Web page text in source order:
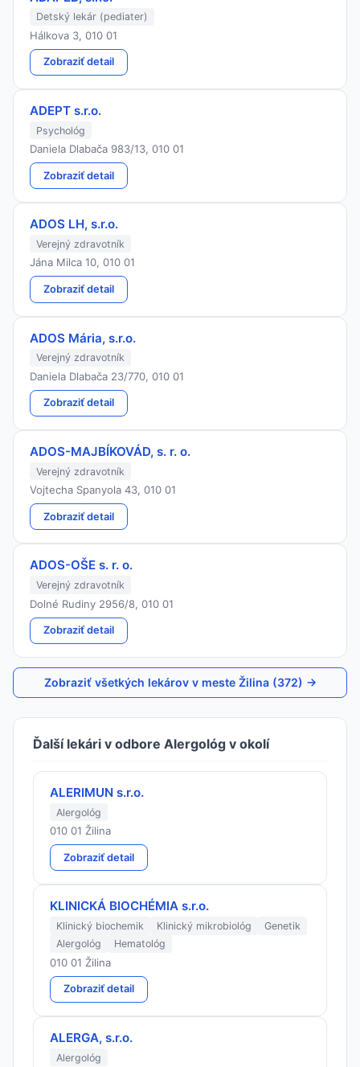
Detský lekár (pediater)
Hálkova 3, 010 01
Zobraziť detail
ADEPT s.r.o.
Psychológ
Daniela Dlabača 983/13, 010 01
Zobraziť detail
ADOS LH, s.r.o.
Verejný zdravotník
Jána Milca 10, 010 01
Zobraziť detail
ADOS Mária, s.r.o.
Verejný zdravotník
Daniela Dlabača 23/770, 010 01
Zobraziť detail
ADOS-MAJBÍKOVÁD, s. r. o.
Verejný zdravotník
Vojtecha Spanyola 43, 010 01
Zobraziť detail
ADOS-OŠE s. r. o.
Verejný zdravotník
Dolné Rudiny 2956/8, 010 01
Zobraziť detail
Zobraziť všetkých lekárov v meste Žilina (372) →
Ďalší lekári v odbore Alergológ v okolí
ALERIMUN s.r.o.
Alergológ
010 01 Žilina
Zobraziť detail
KLINICKÁ BIOCHÉMIA s.r.o.
Klinický biochemik Klinický mikrobiológ
Genetik
Alergológ
Hematológ
010 01 Žilina
Zobraziť detail
ALERGA, s.r.o.
Alergológ